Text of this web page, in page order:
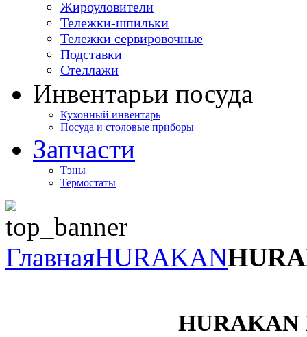
Жироуловители
Тележки-шпильки
Тележки сервировочные
Подставки
Стеллажи
Инвентарьи посуда
Кухонный инвентарь
Посуда и столовые приборы
Запчасти
Тэны
Термостаты
ГлавнаяHURAKAN
HURAKAN